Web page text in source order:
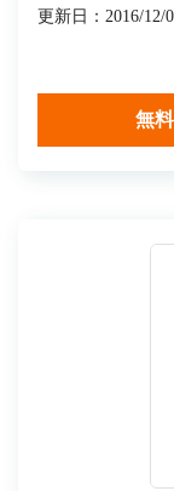
更新日：2016/12/
無